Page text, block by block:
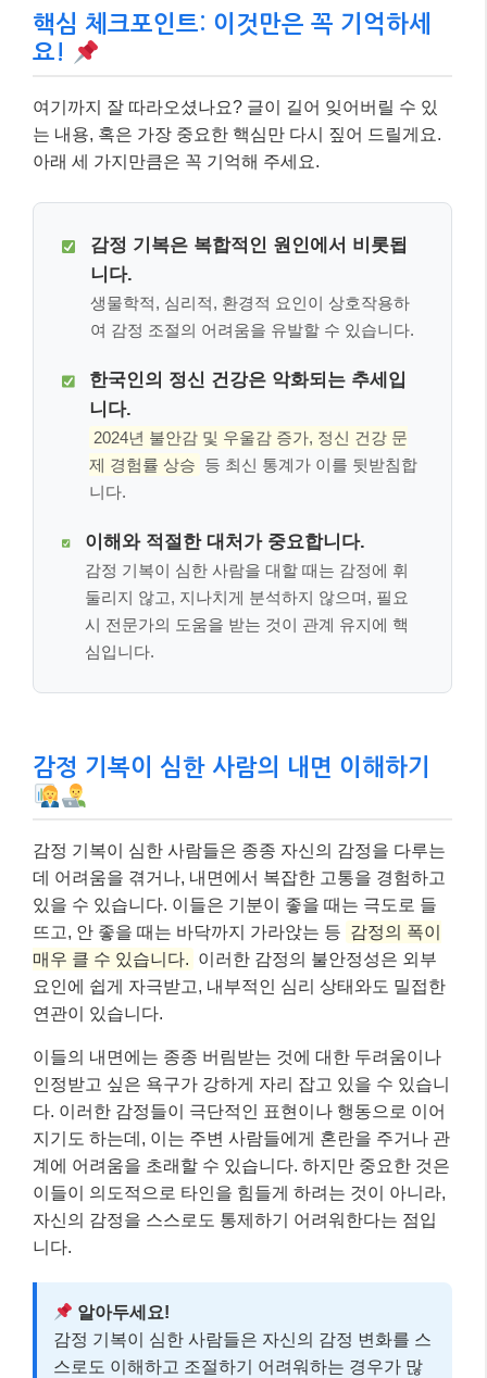
핵심 체크포인트: 이것만은 꼭 기억하세
요!
여기까지 잘 따라오셨나요? 글이 길어 잊어버릴 수 있
는 내용, 혹은 가장 중요한 핵심만 다시 짚어 드릴게요.
아래 세 가지만큼은 꼭 기억해 주세요.
감정 기복은 복합적인 원인에서 비롯됩
니다.
생물학적, 심리적, 환경적 요인이 상호작용하
여 감정 조절의 어려움을 유발할 수 있습니다.
한국인의 정신 건강은 악화되는 추세입
니다.
2024년 불안감 및 우울감 증가, 정신 건강 문
제 경험률 상승 등 최신 통계가 이를 뒷받침합
니다.
이해와 적절한 대처가 중요합니다.
감정 기복이 심한 사람을 대할 때는 감정에 휘
둘리지 않고, 지나치게 분석하지 않으며, 필요
시 전문가의 도움을 받는 것이 관계 유지에 핵
심입니다.
감정 기복이 심한 사람의 내면 이해하기
감정 기복이 심한 사람들은 종종 자신의 감정을 다루는
데 어려움을 겪거나, 내면에서 복잡한 고통을 경험하고
있을 수 있습니다. 이들은 기분이 좋을 때는 극도로 들
뜨고, 안 좋을 때는 바닥까지 가라앉는 등 감정의 폭이
매우 클 수 있습니다. 이러한 감정의 불안정성은 외부
요인에 쉽게 자극받고, 내부적인 심리 상태와도 밀접한
연관이 있습니다.
이들의 내면에는 종종 버림받는 것에 대한 두려움이나
인정받고 싶은 욕구가 강하게 자리 잡고 있을 수 있습니
다. 이러한 감정들이 극단적인 표현이나 행동으로 이어
지기도 하는데, 이는 주변 사람들에게 혼란을 주거나 관
계에 어려움을 초래할 수 있습니다. 하지만 중요한 것은
이들이 의도적으로 타인을 힘들게 하려는 것이 아니라,
자신의 감정을 스스로도 통제하기 어려워한다는 점입
니다.
알아두세요!
감정 기복이 심한 사람들은 자신의 감정 변화를 스
스로도 이해하고 조절하기 어려워하는 경우가 많